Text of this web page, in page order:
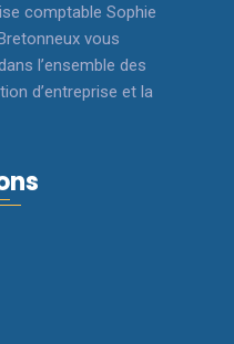
comptable Sophie
vous
l’ensemble des
d’entreprise et la